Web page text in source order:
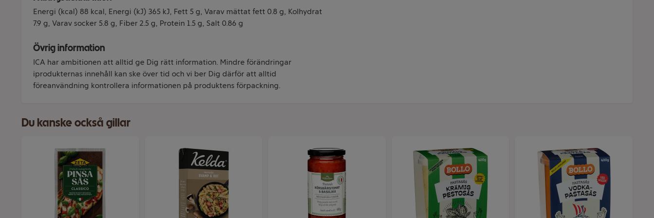
Energi (kcal) 88 kcal, Energi (kJ) 365 kJ, Fett 5 g, Varav mättat fett 0.8 g, Kolhydrat
7.9 g, Varav socker 5.8 g, Fiber 2.5 g, Protein 1.5 g, Salt 0.86 g
Övrig information
ICA har ambitionen att alltid ge Dig rätt information. Mindre förändringar
iprodukternas innehåll kan ske över tid och vi ber Dig därför att alltid
föreanvändning kontrollera informationen på produktens förpackning.
Du kanske också gillar